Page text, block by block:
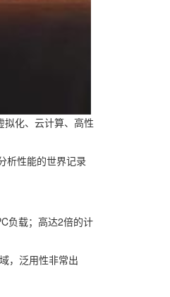
拟化、云计算、高性
析性能的世界记录
负载；高达2倍的计
，泛用性非常出